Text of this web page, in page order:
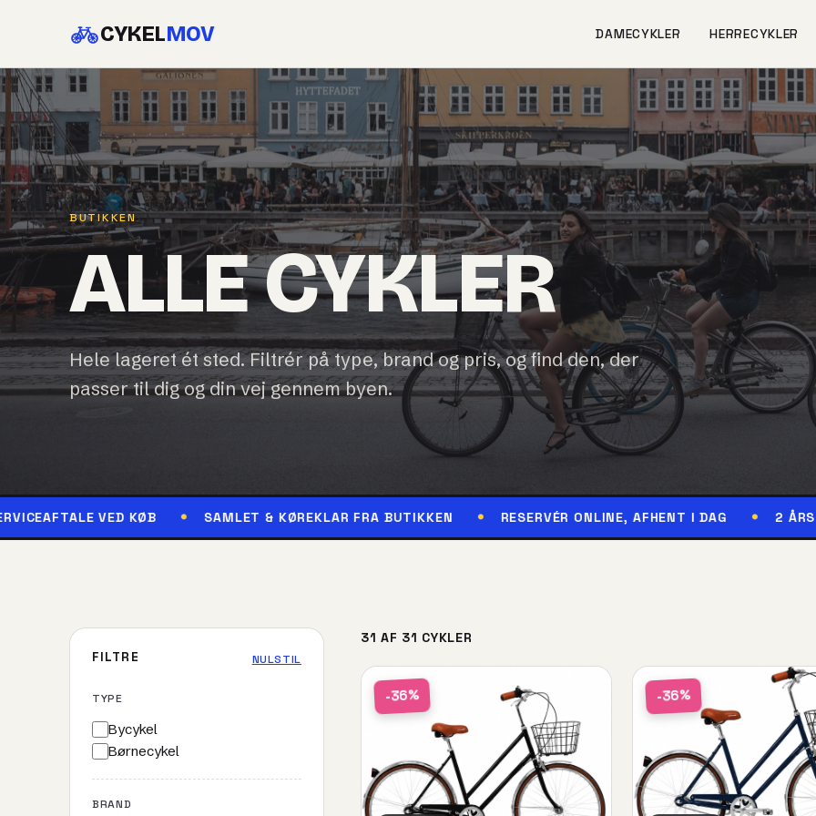
CYKELMOV DAMECYKLER HERRECYKLER
BUTIKKEN
ALLE CYKLER
Hele lageret ét sted. Filtrér på type, brand og pris, og find den, der
passer til dig og din vej gennem byen.
VED KØB SAMLET & KØREKLAR FRA BUTIKKEN RESERVÉR ONLINE, AFHENT I DAG 2 ÅRS GARANTI
FILTRE NULSTIL
TYPE
Bycykel
Børnecykel
BRAND
31 AF 31 CYKLER
-36% -36%